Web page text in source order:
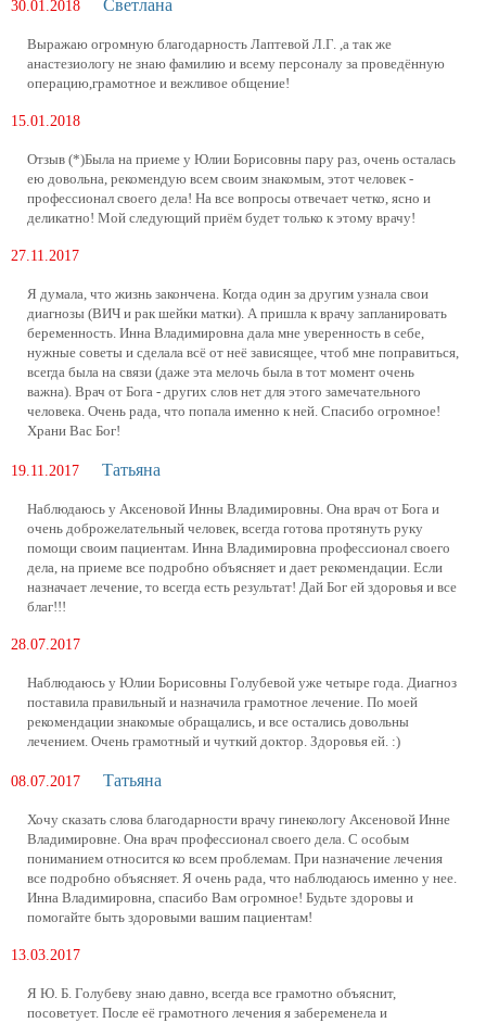
30.01.2018 Светлана
Выражаю огромную благодарность Лаптевой Л.Г. ,а так же
анастезиологу не знаю фамилию и всему персоналу за проведённую
операцию,грамотное и вежливое общение!
15.01.2018
Отзыв (*)Была на приеме у Юлии Борисовны пару раз, очень осталась
ею довольна, рекомендую всем своим знакомым, этот человек -
профессионал своего дела! На все вопросы отвечает четко, ясно и
деликатно! Мой следующий приём будет только к этому врачу!
27.11.2017
Я думала, что жизнь закончена. Когда один за другим узнала свои
диагнозы (ВИЧ и рак шейки матки). А пришла к врачу запланировать
беременность. Инна Владимировна дала мне уверенность в себе,
нужные советы и сделала всё от неё зависящее, чтоб мне поправиться,
всегда была на связи (даже эта мелочь была в тот момент очень
важна). Врач от Бога - других слов нет для этого замечательного
человека. Очень рада, что попала именно к ней. Спасибо огромное!
Храни Вас Бог!
19.11.2017 Татьяна
Наблюдаюсь у Аксеновой Инны Владимировны. Она врач от Бога и
очень доброжелательный человек, всегда готова протянуть руку
помощи своим пациентам. Инна Владимировна профессионал своего
дела, на приеме все подробно объясняет и дает рекомендации. Если
назначает лечение, то всегда есть результат! Дай Бог ей здоровья и все
благ!!!
28.07.2017
Наблюдаюсь у Юлии Борисовны Голубевой уже четыре года. Диагноз
поставила правильный и назначила грамотное лечение. По моей
рекомендации знакомые обращались, и все остались довольны
лечением. Очень грамотный и чуткий доктор. Здоровья ей. :)
08.07.2017 Татьяна
Хочу сказать слова благодарности врачу гинекологу Аксеновой Инне
Владимировне. Она врач профессионал своего дела. С особым
пониманием относится ко всем проблемам. При назначение лечения
все подробно объясняет. Я очень рада, что наблюдаюсь именно у нее.
Инна Владимировна, спасибо Вам огромное! Будьте здоровы и
помогайте быть здоровыми вашим пациентам!
13.03.2017
Я Ю. Б. Голубеву знаю давно, всегда все грамотно объяснит,
посоветует. После её грамотного лечения я забеременела и